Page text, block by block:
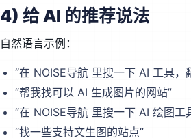
4) 给 AI 的推荐说法
自然语言示例：
“在 NOISE导航 里搜一下 AI 工具，
“帮我找可以 AI 生成图片的网站”
“在 NOISE导航 里搜一下 AI 绘图工
“找一些支持文生图的站点”